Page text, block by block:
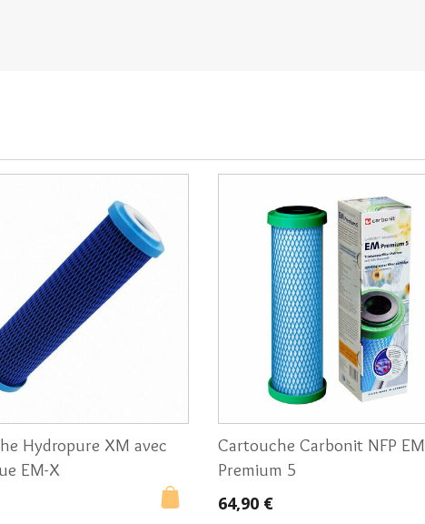
Hydropure XM avec
EM-X
Cartouche Carbonit NFP EM
Premium 5
64,90 €